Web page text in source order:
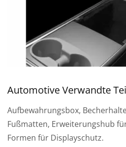
Automotive Verwandte
Aufbewahrungsbox,
Fußmatten, Erweiterungshub
Formen für Displayschutz.